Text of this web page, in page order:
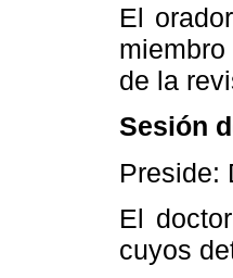
El
de la
Sesión
Preside:
El
cuyos